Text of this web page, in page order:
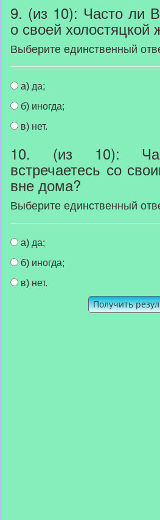
9. (из 10): Часто ли
о своей холостяцкой
Выберите единственный
а) да;
б) иногда;
в) нет.
10. (из 10):
встречаетесь со
вне дома?
Выберите единственный
а) да;
б) иногда;
в) нет.